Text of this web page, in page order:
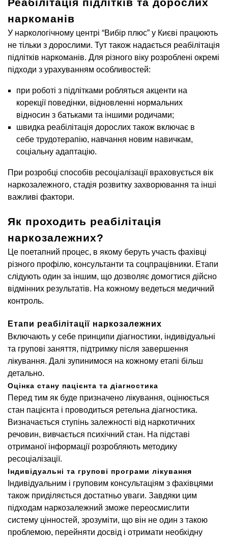
наркоманів
У наркологічному центрі “Вибір плюс” у Києві працюють
не тільки з дорослими. Тут також надається реабілітація
підлітків наркоманів. Для різного віку розроблені окремі
підходи з урахуванням особливостей:
при роботі з підлітками робляться акценти на
корекції поведінки, відновленні нормальних
відносин з батьками та іншими родичами;
швидка реабілітація дорослих також включає в
себе трудотерапію, навчання новим навичкам,
соціальну адаптацію.
При розробці способів ресоціалізації враховується вік
наркозалежного, стадія розвитку захворювання та інші
важливі фактори.
Як проходить реабілітація
наркозалежних?
Це поетапний процес, в якому беруть участь фахівці
різного профілю, консультанти та соцпрацівники. Етапи
слідують один за іншим, що дозволяє домогтися дійсно
відмінних результатів. На кожному ведеться медичний
контроль.
Етапи реабілітації наркозалежних
Включають у себе принципи діагностики, індивідуальні
та групові заняття, підтримку після завершення
лікування. Далі зупинимося на кожному етапі більш
детально.
Оцінка стану пацієнта та діагностика
Перед тим як буде призначено лікування, оцінюється
стан пацієнта і проводиться ретельна діагностика.
Визначається ступінь залежності від наркотичних
речовин, вивчається психічний стан. На підставі
отриманої інформації розробляють методику
ресоціалізації.
Індивідуальні та групові програми лікування
Індивідуальним і груповим консультаціям з фахівцями
також приділяється достатньо уваги. Завдяки цим
підходам наркозалежний зможе переосмислити
систему цінностей, зрозуміти, що він не один з такою
проблемою, перейняти досвід і отримати необхідну